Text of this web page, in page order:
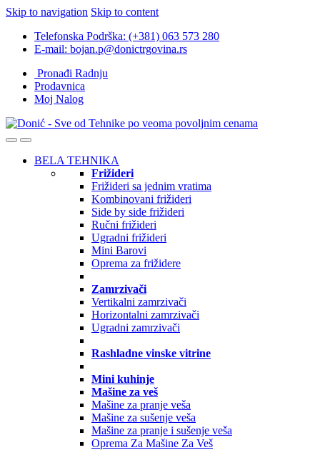
Skip to navigation Skip to content
Telefonska Podrška: (+381) 063 573 280
E-mail: bojan.p@donictrgovina.rs
Pronađi Radnju
Prodavnica
Moj Nalog
BELA TEHNIKA
Frižideri
Frižideri sa jednim vratima
Kombinovani frižideri
Side by side frižideri
Ručni frižideri
Ugradni frižideri
Mini Barovi
Oprema za frižidere
Zamrzivači
Vertikalni zamrzivači
Horizontalni zamrzivači
Ugradni zamrzivači
Rashladne vinske vitrine
Mini kuhinje
Mašine za veš
Mašine za pranje veša
Mašine za sušenje veša
Mašine za pranje i sušenje veša
Oprema Za Mašine Za Veš